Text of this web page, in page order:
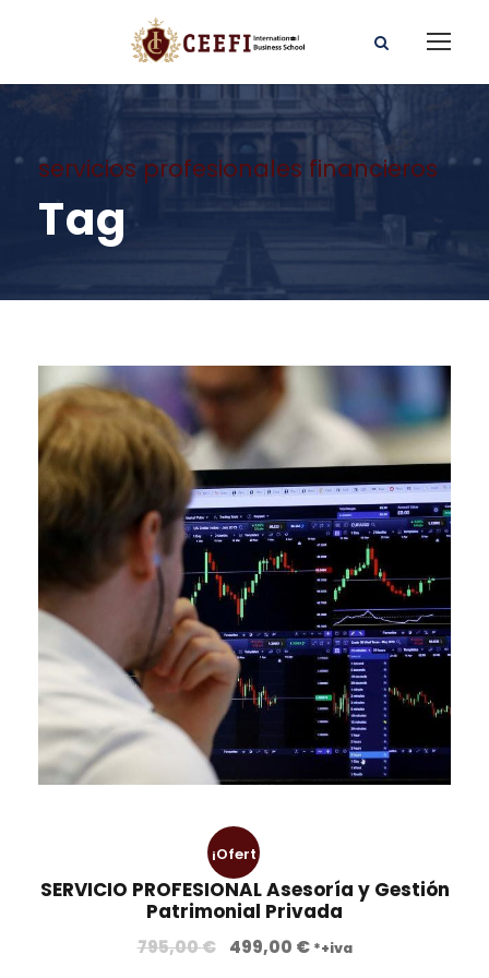
servicios profesionales financieros
Tag
¡Ofert
a!
SERVICIO PROFESIONAL Asesoría y Gestión
Patrimonial Privada
795,00€
E
499,00 €E*+iva